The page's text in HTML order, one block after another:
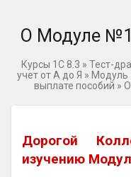
О Модуле
Курсы 1С 8.3 » Тест-
учет от А до Я » Модуль
выплате пособий »
Дорогой
изучению